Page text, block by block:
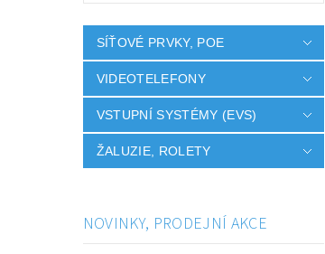
SÍŤOVÉ PRVKY, POE
VIDEOTELEFONY
VSTUPNÍ SYSTÉMY (EVS)
ŽALUZIE, ROLETY
NOVINKY, PRODEJNÍ AKCE